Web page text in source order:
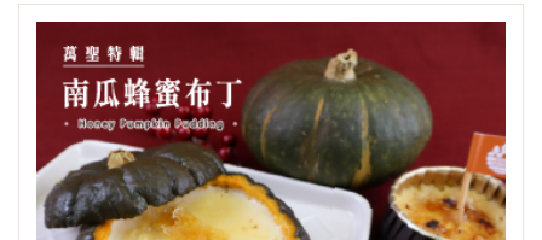
材：① 鮮奶② 新鮮老薑 (建議用新鮮老薑，因其蛋白酶的
活性較強-是幫助蛋白質凝固的關鍵）③ 蜂蜜④ 枸杞⑤
桂花成功小秘訣如何才能撞出零失敗的「蜂蜜薑汁撞
奶」：（a）建議鮮奶上升的溫度落在 75-85°C 為宜(此溫度
大約是邊緣有泡泡要往中間滾動的狀態)（b）薑汁與鮮奶的
比例，建議以1:10-1:12 為最適(薑汁比例多成品就會凝的更
漂亮，但切記薑味過重亦會影響該甜點的風味)（c）磨好的
薑汁務必稍攪拌均勻再倒入熱鮮奶(薑汁底下會有沉澱物類
觀看更多